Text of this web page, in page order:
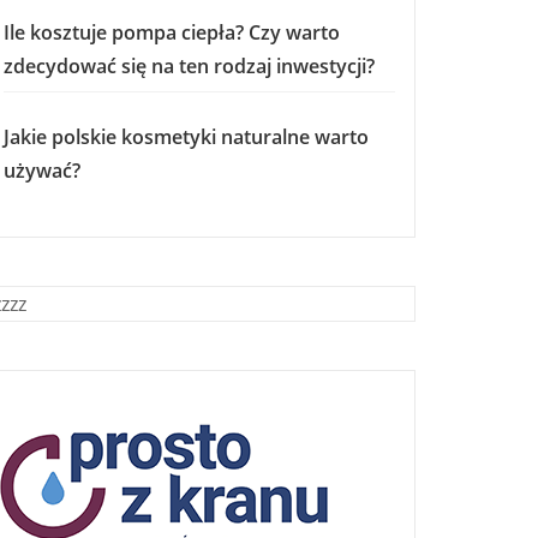
Ile kosztuje pompa ciepła? Czy warto
zdecydować się na ten rodzaj inwestycji?
Jakie polskie kosmetyki naturalne warto
używać?